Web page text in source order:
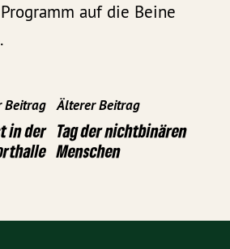
auf die Beine
Beitrag
in der
Älterer Beitrag
Tag der nichtbinären
Menschen